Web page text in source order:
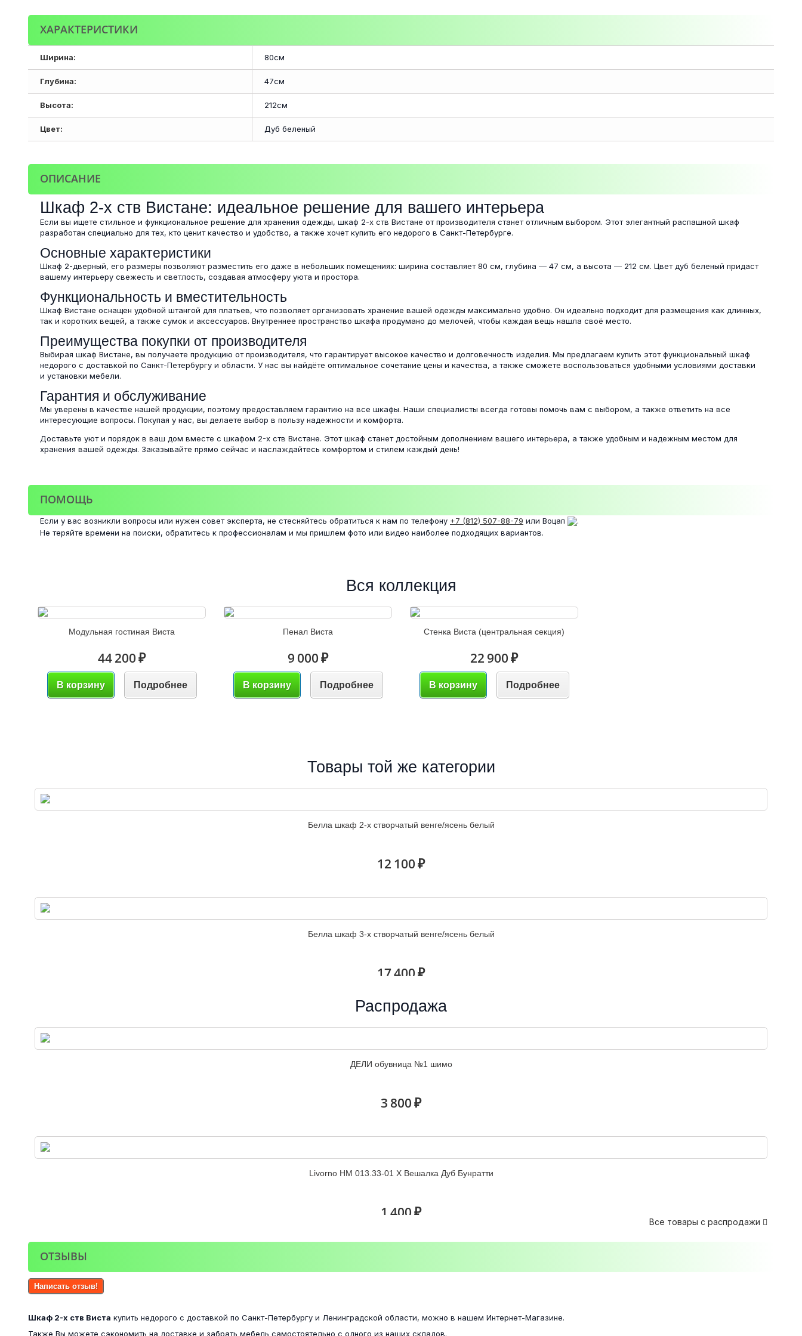
ХАРАКТЕРИСТИКИ
Ширина: 80см
Глубина: 47см
Высота: 212см
Цвет: Дуб беленый
ОПИСАНИЕ
Шкаф 2-х ств Вистане: идеальное решение для вашего интерьера
Если вы ищете стильное и функциональное решение для хранения одежды, шкаф 2-х ств Вистане от производителя станет отличным выбором. Этот элегантный распашной шкаф
разработан специально для тех, кто ценит качество и удобство, а также хочет купить его недорого в Санкт-Петербурге.
Основные характеристики
Шкаф 2-дверный, его размеры позволяют разместить его даже в небольших помещениях: ширина составляет 80 см, глубина — 47 см, а высота — 212 см. Цвет дуб беленый придаст
вашему интерьеру свежесть и светлость, создавая атмосферу уюта и простора.
Функциональность и вместительность
Шкаф Вистане оснащен удобной штангой для платьев, что позволяет организовать хранение вашей одежды максимально удобно. Он идеально подходит для размещения как длинных,
так и коротких вещей, а также сумок и аксессуаров. Внутреннее пространство шкафа продумано до мелочей, чтобы каждая вещь нашла своё место.
Преимущества покупки от производителя
Выбирая шкаф Вистане, вы получаете продукцию от производителя, что гарантирует высокое качество и долговечность изделия. Мы предлагаем купить этот функциональный шкаф
недорого с доставкой по Санкт-Петербургу и области. У нас вы найдёте оптимальное сочетание цены и качества, а также сможете воспользоваться удобными условиями доставки
и установки мебели.
Гарантия и обслуживание
Мы уверены в качестве нашей продукции, поэтому предоставляем гарантию на все шкафы. Наши специалисты всегда готовы помочь вам с выбором, а также ответить на все
интересующие вопросы. Покупая у нас, вы делаете выбор в пользу надежности и комфорта.
Доставьте уют и порядок в ваш дом вместе с шкафом 2-х ств Вистане. Этот шкаф станет достойным дополнением вашего интерьера, а также удобным и надежным местом для
хранения вашей одежды. Заказывайте прямо сейчас и наслаждайтесь комфортом и стилем каждый день!
ПОМОЩЬ
Если у вас возникли вопросы или нужен совет эксперта, не стесняйтесь обратиться к нам по телефону +7 (812) 507-88-79 или Воцап
.
Не теряйте времени на поиски, обратитесь к профессионалам и мы пришлем фото или видео наиболее подходящих вариантов.
Вся коллекция
Модульная гостиная Виста
44 200 ₽
В корзину Подробнее
Пенал Виста
9 000 ₽
В корзину Подробнее
Стенка Виста (центральная секция)
22 900 ₽
В корзину Подробнее
Товары той же категории
Белла шкаф 2-х створчатый венге/ясень белый
12 100 ₽
Белла шкаф 3-х створчатый венге/ясень белый
17 400 ₽
Распродажа
ДЕЛИ обувница №1 шимо
3 800 ₽
Livorno НМ 013.33-01 Х Вешалка Дуб Бунратти
1 400 ₽
16 400 ₽
Все товары с распродажи 
ОТЗЫВЫ
Написать отзыв!
Шкаф 2-х ств Виста купить недорого с доставкой по Санкт-Петербургу и Ленинградской области, можно в нашем Интернет-Магазине.
Также Вы можете сэкономить на доставке и забрать мебель самостоятельно с одного из наших складов.